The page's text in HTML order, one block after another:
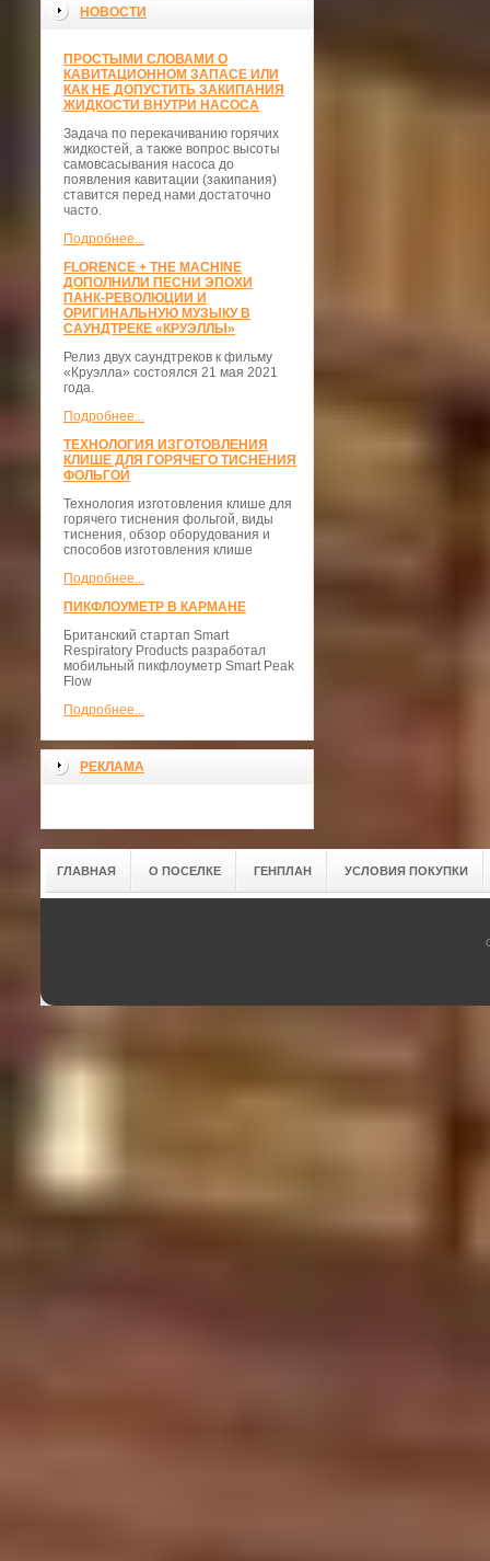
НОВОСТИ
ПРОСТЫМИ СЛОВАМИ О
КАВИТАЦИОННОМ ЗАПАСЕ ИЛИ
КАК НЕ ДОПУСТИТЬ ЗАКИПАНИЯ
ЖИДКОСТИ ВНУТРИ НАСОСА
Задача по перекачиванию горячих
жидкостей, а также вопрос высоты
самовсасывания насоса до
появления кавитации (закипания)
ставится перед нами достаточно
часто.
Подробнее...
FLORENCE + THE MACHINE
ДОПОЛНИЛИ ПЕСНИ ЭПОХИ
ПАНК-РЕВОЛЮЦИИ И
ОРИГИНАЛЬНУЮ МУЗЫКУ В
САУНДТРЕКЕ «КРУЭЛЛЫ»
Релиз двух саундтреков к фильму
«Круэлла» состоялся 21 мая 2021
года.
Подробнее...
ТЕХНОЛОГИЯ ИЗГОТОВЛЕНИЯ
КЛИШЕ ДЛЯ ГОРЯЧЕГО ТИСНЕНИЯ
ФОЛЬГОЙ
Технология изготовления клише для
горячего тиснения фольгой, виды
тиснения, обзор оборудования и
способов изготовления клише
Подробнее...
ПИКФЛОУМЕТР В КАРМАНЕ
Британский стартап Smart
Respiratory Products разработал
мобильный пикфлоуметр Smart Peak
Flow
Подробнее...
РЕКЛАМА
ГЛАВНАЯ О ПОСЕЛКЕ ГЕНПЛАН УСЛОВИЯ ПОКУПКИ